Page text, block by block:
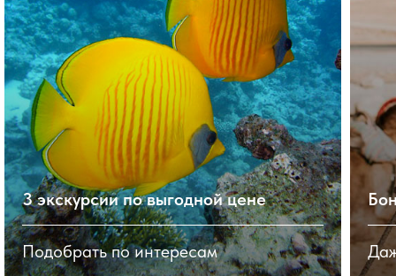
3 экскурсии по выгодной цене
Подобрать по интересам